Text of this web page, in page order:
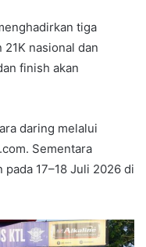
tiga
nasional dan
finish akan
daring melalui
Sementara
17–18 Juli 2026 di